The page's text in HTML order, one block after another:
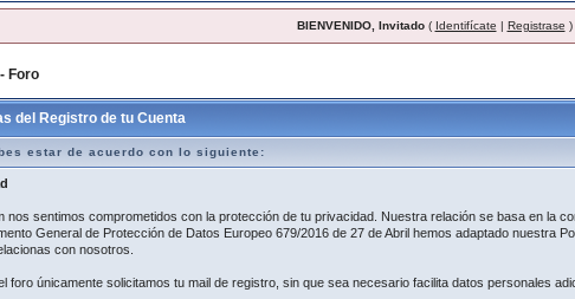
BIENVENIDO, Invitado( Identifícate | Registrase )
Foro
del Registro de tu Cuenta
estar de acuerdo con lo siguiente:
nos sentimos comprometidos con la protección de tu privacidad. Nuestra relación se basa en la
General de Protección de Datos Europeo 679/2016 de 27 de Abril hemos adaptado nuestra
con nosotros.
foro únicamente solicitamos tu mail de registro, sin que sea necesario facilita datos personales